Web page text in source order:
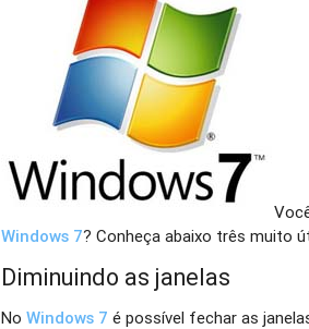
Windows 7? Conheça abaixo três muito
Diminuindo as janelas
NoWindows 7 é possível fechar as